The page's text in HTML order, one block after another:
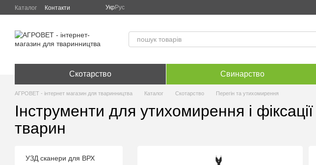
Перейти до основного контенту
Каталог Контакти УкрРус
Скотарство Свинарство
АГРОВЕТ - інтернет магазин для тваринництва Каталог Скотарство Перегін та утихомирення
Інструменти для утихомирення і фіксації
тварин
УЗД сканери для ВРХ